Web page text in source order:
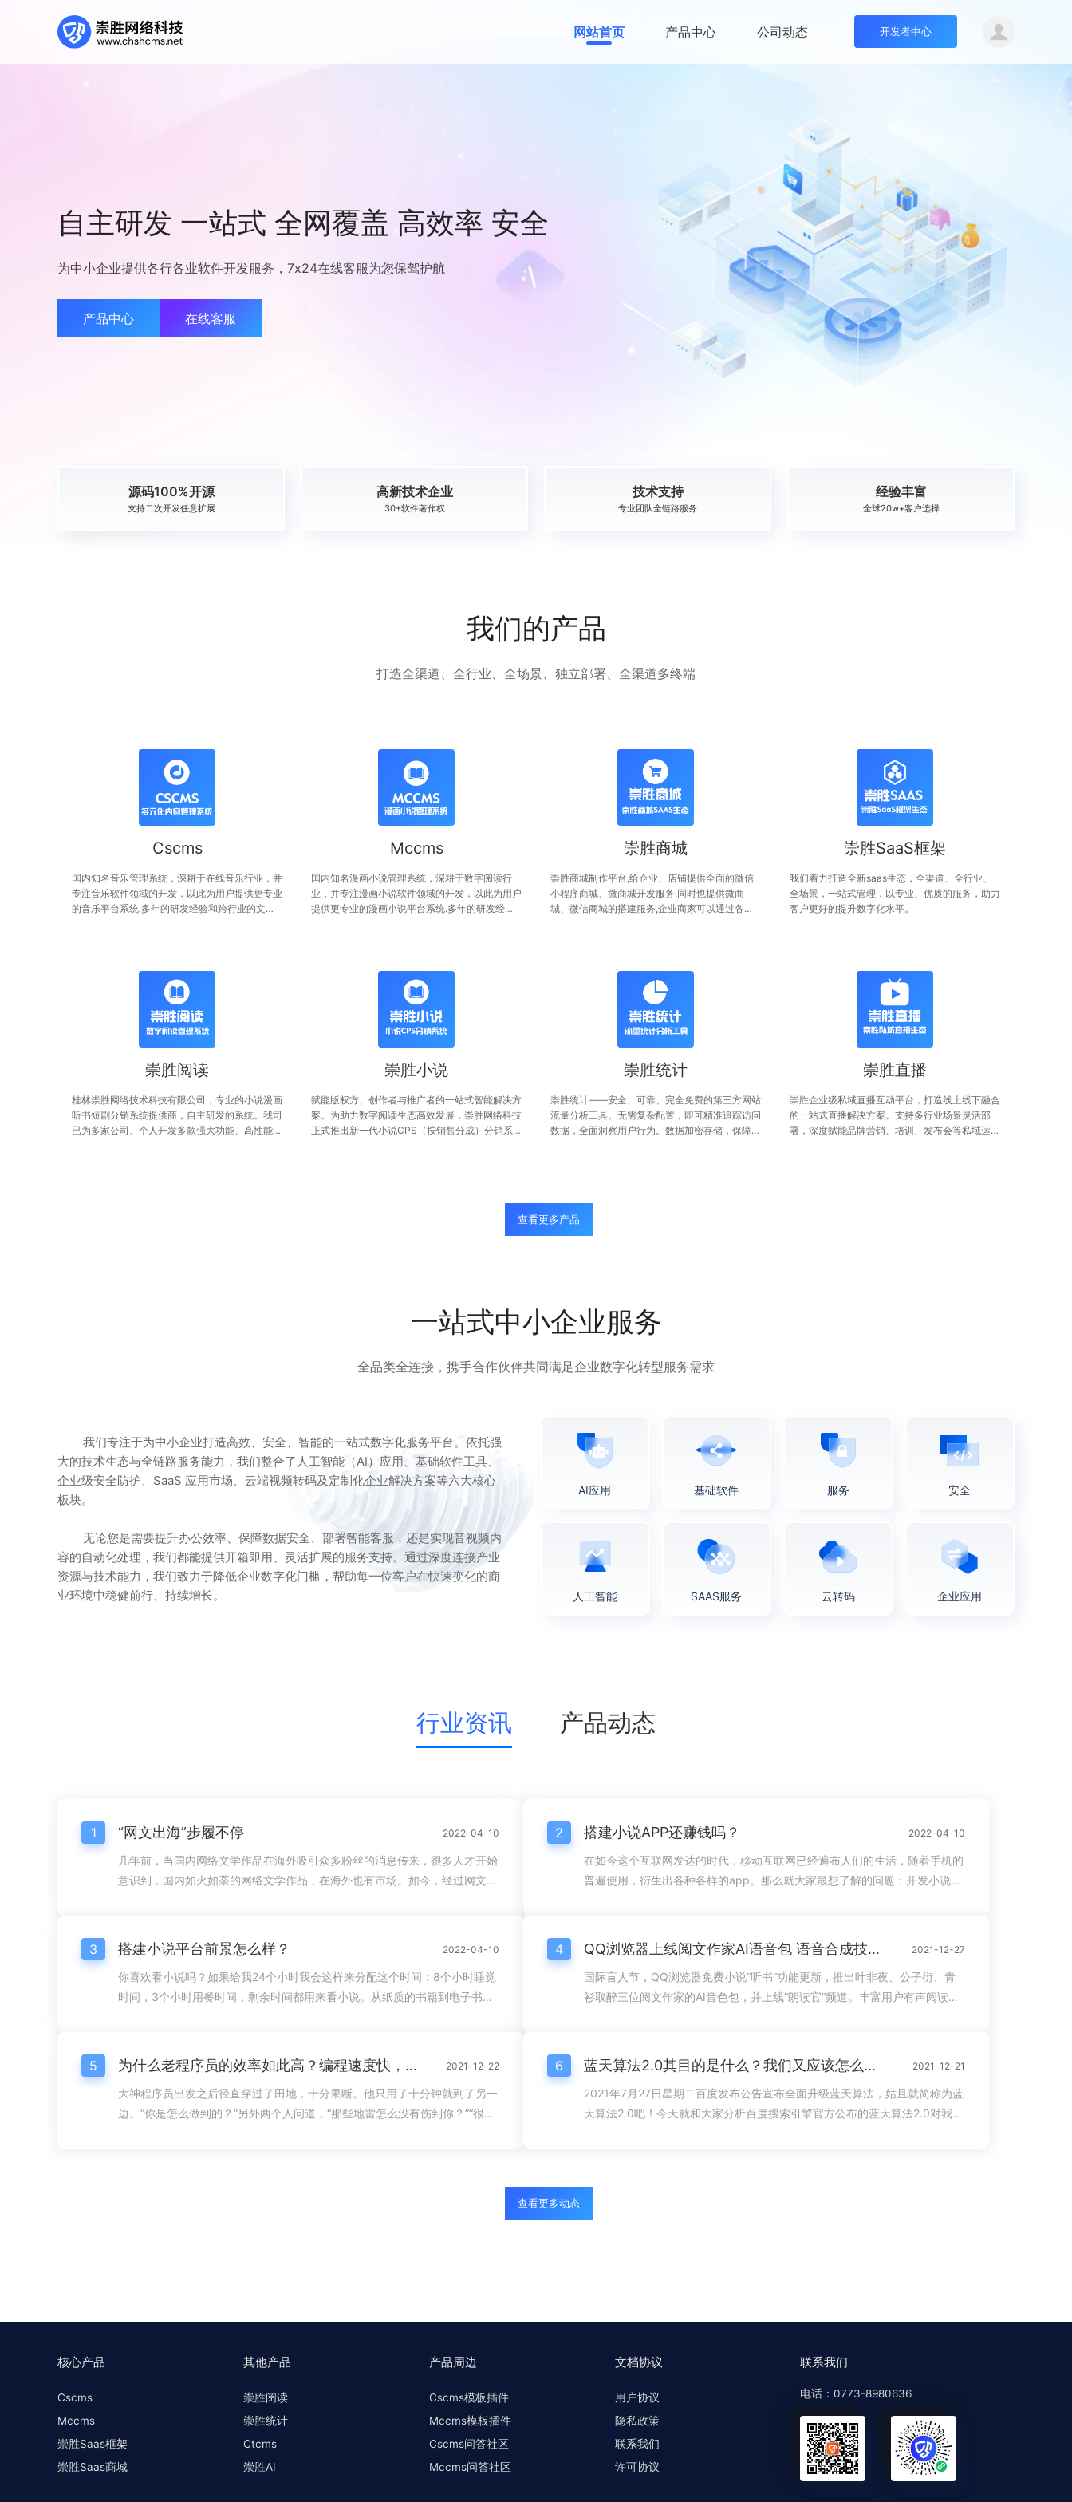
网站首页 产品中心 公司动态 开发者中心
自主研发 一站式 全网覆盖 高效率 安全
为中小企业提供各行各业软件开发服务，7x24在线客服为您保驾护航
产品中心 在线客服
源码100%开源
支持二次开发任意扩展
高新技术企业
30+软件著作权
技术支持
专业团队全链路服务
经验丰富
全球20w+客户选择
我们的产品
打造全渠道、全行业、全场景、独立部署、全渠道多终端
Cscms
国内知名音乐管理系统，深耕于在线音乐行业，并
专注音乐软件领域的开发，以此为用户提供更专业
的音乐平台系统.多年的研发经验和跨行业的文化
Mccms
国内知名漫画小说管理系统，深耕于数字阅读行
业，并专注漫画小说软件领域的开发，以此为用户
提供更专业的漫画小说平台系统.多年的研发经验
崇胜商城
崇胜商城制作平台,给企业、店铺提供全面的微信
小程序商城、微商城开发服务,同时也提供微商
城、微信商城的搭建服务,企业商家可以通过各种
崇胜SaaS框架
我们着力打造全新saas生态，全渠道、全行业、
全场景，一站式管理，以专业、优质的服务，助力
客户更好的提升数字化水平。
崇胜阅读
桂林崇胜网络技术科技有限公司，专业的小说漫画
听书短剧分销系统提供商，自主研发的系统。我司
已为多家公司、个人开发多款强大功能、高性能、
崇胜小说
赋能版权方、创作者与推广者的一站式智能解决方
案。为助力数字阅读生态高效发展，崇胜网络科技
正式推出新一代小说CPS（按销售分成）分销系
崇胜统计
崇胜统计——安全、可靠、完全免费的第三方网站
流量分析工具。无需复杂配置，即可精准追踪访问
数据，全面洞察用户行为。数据加密存储，保障隐
崇胜直播
崇胜企业级私域直播互动平台，打造线上线下融合
的一站式直播解决方案。支持多行业场景灵活部
署，深度赋能品牌营销、培训、发布会等私域运营
查看更多产品
一站式中小企业服务
全品类全连接，携手合作伙伴共同满足企业数字化转型服务需求
我们专注于为中小企业打造高效、安全、智能的一站式数字化服务平台。依托强
大的技术生态与全链路服务能力，我们整合了人工智能（AI）应用、基础软件工具、
企业级安全防护、SaaS 应用市场、云端视频转码及定制化企业解决方案等六大核心
板块。
无论您是需要提升办公效率、保障数据安全、部署智能客服，还是实现音视频内
容的自动化处理，我们都能提供开箱即用、灵活扩展的服务支持。通过深度连接产业
资源与技术能力，我们致力于降低企业数字化门槛，帮助每一位客户在快速变化的商
业环境中稳健前行、持续增长。
AI应用 基础软件 服务 安全
人工智能 SAAS服务 云转码 企业应用
行业资讯 产品动态
1 “网文出海”步履不停 2022-04-10
几年前，当国内网络文学作品在海外吸引众多粉丝的消息传来，很多人才开始
意识到，国内如火如荼的网络文学作品，在海外也有市场。如今，经过网文企
的46.5%。中国社会科学院发布的《2020年度中国网络文学发展报告》中显
示，2020年网络文学行业精耕细作与创新拓展并举。早...
2 搭建小说APP还赚钱吗？ 2022-04-10
在如今这个互联网发达的时代，移动互联网已经遍布人们的生活，随着手机的
普遍使用，衍生出各种各样的app。那么就大家最想了解的问题：开发小说
越明确，而且报价也会很明确，如果不明确发展的方向，app开发周期会很
长。就好比我们想要去一个地方，在熟悉路程的情况下，就能...
3 搭建小说平台前景怎么样？ 2022-04-10
你喜欢看小说吗？如果给我24个小时我会这样来分配这个时间：8个小时睡觉
时间，3个小时用餐时间，剩余时间都用来看小说。从纸质的书籍到电子书，
了一定的便利。那么如何开发一个小说阅读app呢？正常来说，我们现在使用
的这些小说阅读app,正版app的话他们都会有属于自...
4 QQ浏览器上线阅文作家AI语音包 语音合成技术让小说更有温度 2021-12-27
国际盲人节，QQ浏览器免费小说“听书”功能更新，推出叶非夜、公子衍、青
衫取醉三位阅文作家的AI音色包，并上线“朗读官”频道。丰富用户有声阅读体
页的“免费小说”频道中，用户选择任意一本免费小说，点击右上角“听”按钮即
可打开“听书”功能，还可以根据场景和心情进行...
5 为什么老程序员的效率如此高？编程速度快，Bug数量又少 2021-12-22
大神程序员出发之后径直穿过了田地，十分果断。他只用了十分钟就到了另一
边。“你是怎么做到的？”另外两个人问道，“那些地雷怎么没有伤到你？”“很简
6 蓝天算法2.0其目的是什么？我们又应该怎么去避免呢？ 2021-12-21
2021年7月27日星期二百度发布公告宣布全面升级蓝天算法，姑且就简称为蓝
天算法2.0吧！今天就和大家分析百度搜索引擎官方公布的蓝天算法2.0对我们
查看更多动态
核心产品
Cscms
Mccms
崇胜Saas框架
崇胜Saas商城
其他产品
崇胜阅读
崇胜统计
Ctcms
崇胜AI
产品周边
Cscms模板插件
Mccms模板插件
Cscms问答社区
Mccms问答社区
文档协议
用户协议
隐私政策
联系我们
许可协议
联系我们
电话：0773-8980636